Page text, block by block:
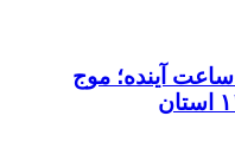
وضعیت جوی کشور در ۷۲ ساعت آینده؛ موج